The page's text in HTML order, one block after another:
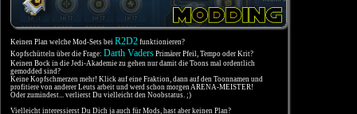
Keinen Plan welche Mod-Sets bei R2D2 funktionieren?
Kopfschütteln über die Frage: Darth Vaders Primärer Pfeil, Tempo oder Krit?
Keinen Bock in die Jedi-Akademie zu gehen nur damit die Toons mal ordentlich
gemodded sind?
Keine Kopfschmerzen mehr! Klick auf eine Fraktion, dann auf den Toonnamen und
profitiere von anderer Leuts arbeit und werd schon morgen ARENA-MEISTER!
Oder zumindest... verlierst Du vielleicht den Noobstatus. ;)
Vielleicht interessierst Du Dich ja auch für Mods, hast aber keinen Plan?